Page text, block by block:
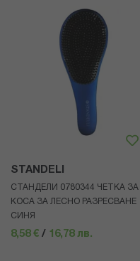
STANDELI
СТАНДЕЛИ 0780344 ЧЕТКА ЗА
КОСА ЗА ЛЕСНО РАЗРЕСВАНЕ
СИНЯ
8,58 € / 16,78 лв.